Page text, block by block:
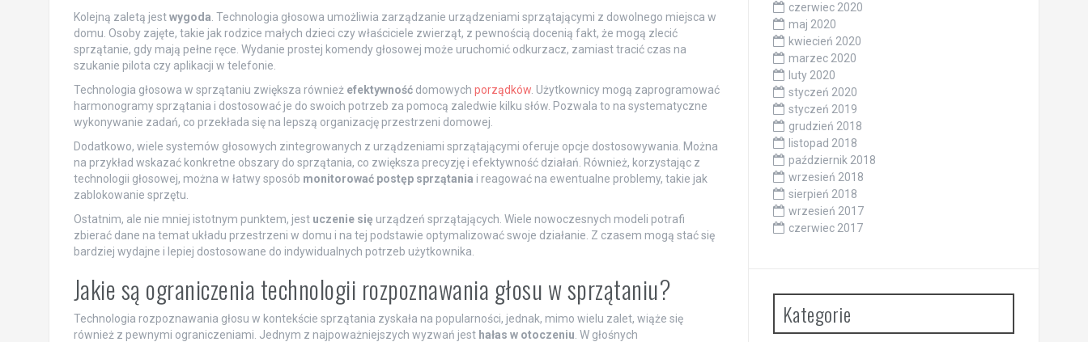
Kolejną zaletą jestwygoda . Technologia głosowa umożliwia zarządzanie urządzeniami sprzątającymi z dowolnego miejsca w
domu. Osoby zajęte, takie jak rodzice małych dzieci czy właściciele zwierząt, z pewnością docenią fakt, że mogą zlecić
sprzątanie, gdy mają pełne ręce. Wydanie prostej komendy głosowej może uruchomić odkurzacz, zamiast tracić czas na
szukanie pilota czy aplikacji w telefonie.
Technologia głosowa w sprzątaniu zwiększa również efektywnośćdomowych porządków. Użytkownicy mogą zaprogramować
harmonogramy sprzątania i dostosować je do swoich potrzeb za pomocą zaledwie kilku słów. Pozwala to na systematyczne
wykonywanie zadań, co przekłada się na lepszą organizację przestrzeni domowej.
Dodatkowo, wiele systemów głosowych zintegrowanych z urządzeniami sprzątającymi oferuje opcje dostosowywania. Można
na przykład wskazać konkretne obszary do sprzątania, co zwiększa precyzję i efektywność działań. Również, korzystając z
technologii głosowej, można w łatwy sposób monitorować postęp sprzątania i reagować na ewentualne problemy, takie jak
zablokowanie sprzętu.
Ostatnim, ale nie mniej istotnym punktem, jest uczenie się urządzeń sprzątających. Wiele nowoczesnych modeli potrafi
zbierać dane na temat układu przestrzeni w domu i na tej podstawie optymalizować swoje działanie. Z czasem mogą stać się
bardziej wydajne i lepiej dostosowane do indywidualnych potrzeb użytkownika.
Jakie są ograniczenia technologii rozpoznawania głosu w sprzątaniu?
Technologia rozpoznawania głosu w kontekście sprzątania zyskała na popularności, jednak, mimo wielu zalet, wiąże się
również z pewnymi ograniczeniami. Jednym z najpoważniejszych wyzwań jest hałas w otoczeniu . W głośnych
czerwiec 2020
maj 2020
kwiecień 2020
marzec 2020
luty 2020
styczeń 2020
styczeń 2019
grudzień 2018
listopad 2018
październik 2018
wrzesień 2018
sierpień 2018
wrzesień 2017
czerwiec 2017
Kategorie